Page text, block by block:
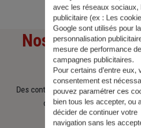
Nos offres
Des contrats clairs et flexibles pour
d’aujourd’hui et anticiper
avec les réseaux sociaux,
publicitaire (ex : Les
Google sont utilisés pour la
personnalisation
mesure de performance
campagnes publicitaires.
Pour certains d’entre eux,
consentement est
pouvez paramétrer ces
bien tous les accepter, ou
décider de continuer votre
navigation sans les